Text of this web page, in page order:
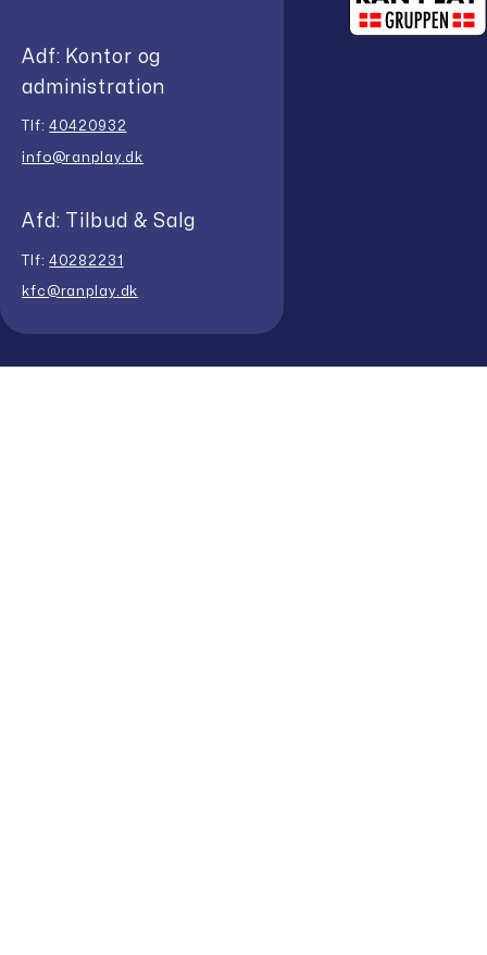
Adf: Kontor og
administration
Tlf:40420932
info@ranplay.dk
Afd: Tilbud & Salg
Tlf:40282231
kfc@ranplay.dk